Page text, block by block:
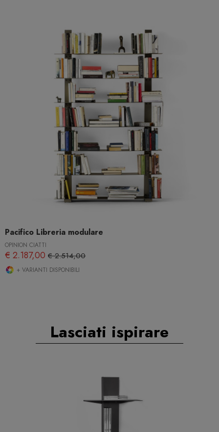
Pacifico Libreria modulare
OPINION CIATTI
€ 2.187,00 € 2.514,00
+ VARIANTI DISPONIBILI
Lasciati ispirare